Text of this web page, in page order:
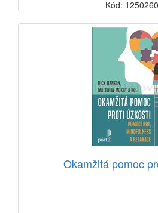
Kód:
Okamžitá pomoc